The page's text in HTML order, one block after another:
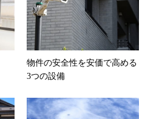
物件の安全性を安価で高める
3つの設備